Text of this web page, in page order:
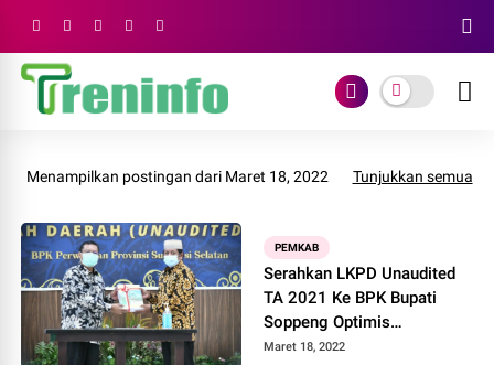
Menampilkan postingan dari Maret 18, 2022 Tunjukkan semua
PEMKAB
Serahkan LKPD Unaudited
TA 2021 Ke BPK Bupati
Soppeng Optimis
Maret 18, 2022